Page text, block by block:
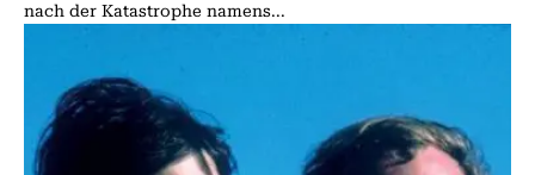
nach der Katastrophe namens...